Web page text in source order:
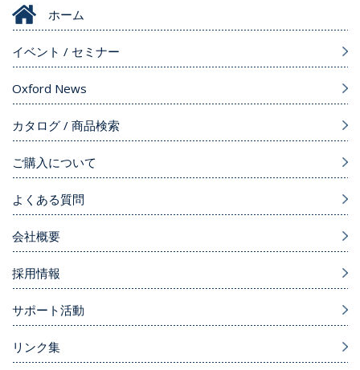
ホーム
イベント / セミナー
Oxford News
カタログ / 商品検索
ご購入について
よくある質問
会社概要
採用情報
サポート活動
リンク集